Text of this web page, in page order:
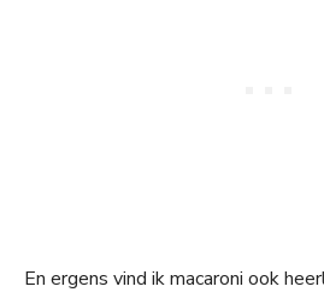
En ergens vind ik macaroni ook